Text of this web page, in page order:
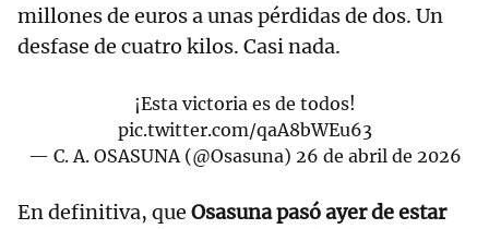
millones de euros a unas pérdidas de dos. Un
desfase de cuatro kilos. Casi nada.
¡Esta victoria es de todos!
pic.twitter.com/qaA8bWEu63
— C. A. OSASUNA (@Osasuna) 26 de abril de 2026
En definitiva, que Osasuna pasó ayer de estar